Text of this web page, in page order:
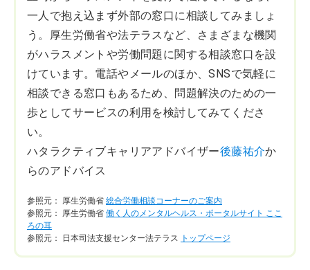
一人で抱え込まず外部の窓口に相談してみましょ
う。厚生労働省や法テラスなど、さまざまな機関
がハラスメントや労働問題に関する相談窓口を設
けています。電話やメールのほか、SNSで気軽に
相談できる窓口もあるため、問題解決のための一
歩としてサービスの利用を検討してみてくださ
い。
ハタラクティブキャリアアドバイザー後藤祐介か
らのアドバイス
参照元： 厚生労働省 総合労働相談コーナーのご案内
参照元： 厚生労働省 働く人のメンタルヘルス・ポータルサイト ここ
ろの耳
参照元： 日本司法支援センター法テラス トップページ